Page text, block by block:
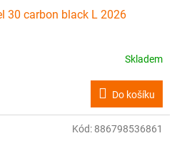
30 carbon black L 2026
Skladem
Do košíku
Kód: 886798536861